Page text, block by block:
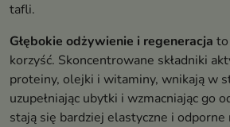
tafli.
Głębokie odżywienie i regeneracja
korzyść. Skoncentrowane składniki
proteiny, olejki i witaminy, wnikają w
uzupełniając ubytki i wzmacniając go
stają się bardziej elastyczne i odporne